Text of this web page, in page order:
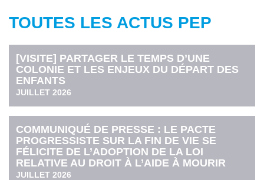
TOUTES LES ACTUS PEP
[VISITE] PARTAGER LE TEMPS D’UNE
COLONIE ET LES ENJEUX DU DÉPART DES
ENFANTS
JUILLET 2026
COMMUNIQUÉ DE PRESSE : LE PACTE
PROGRESSISTE SUR LA FIN DE VIE SE
FÉLICITE DE L’ADOPTION DE LA LOI
RELATIVE AU DROIT À L’AIDE À MOURIR
JUILLET 2026